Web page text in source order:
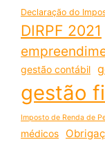
Declaração do
DIRPF 2021
gestão contábil
gestão
Imposto de Renda de
médicos